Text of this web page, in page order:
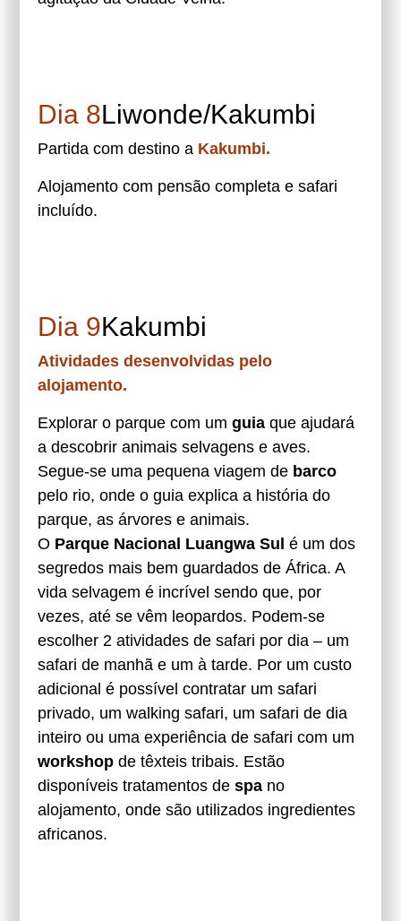
Dia 8Liwonde/Kakumbi
Partida com destino a Kakumbi.
Alojamento com pensão completa e safari
incluído.
Dia 9Kakumbi
Atividades desenvolvidas pelo
alojamento.
Explorar o parque com umguiaque ajudará
a descobrir animais selvagens e aves.
Segue-se uma pequena viagem de barco
pelo rio, onde o guia explica a história do
parque, as árvores e animais.
O Parque Nacional Luangwa Sul é um dos
segredos mais bem guardados de África. A
vida selvagem é incrível sendo que, por
vezes, até se vêm leopardos. Podem-se
escolher 2 atividades de safari por dia – um
safari de manhã e um à tarde. Por um custo
adicional é possível contratar um safari
privado, um walking safari, um safari de dia
inteiro ou uma experiência de safari com um
workshop de têxteis tribais. Estão
disponíveis tratamentos despa no
alojamento, onde são utilizados ingredientes
africanos.